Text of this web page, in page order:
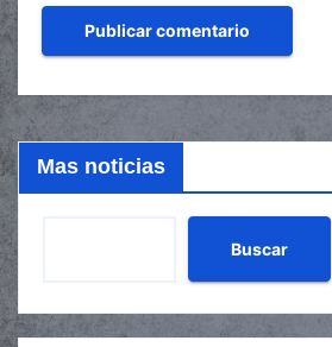
Mas noticias
Buscar